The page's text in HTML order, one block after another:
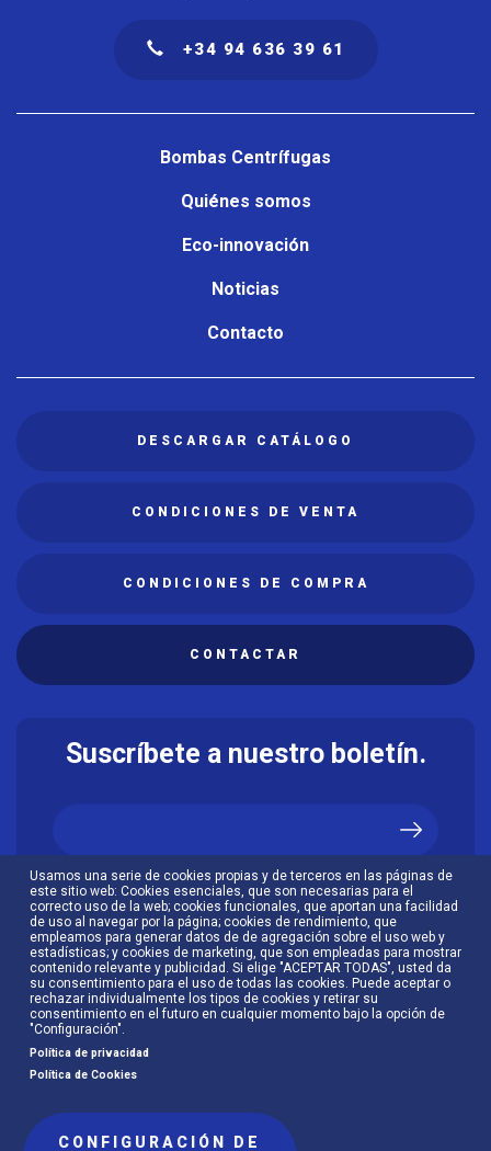
Usamos una serie de cookies propias y de terceros en las páginas de
este sitio web: Cookies esenciales, que son necesarias para el
correcto uso de la web; cookies funcionales, que aportan una facilidad
de uso al navegar por la página; cookies de rendimiento, que
empleamos para generar datos de de agregación sobre el uso web y
estadísticas; y cookies de marketing, que son empleadas para mostrar
contenido relevante y publicidad. Si elige "ACEPTAR TODAS", usted da
su consentimiento para el uso de todas las cookies. Puede aceptar o
rechazar individualmente los tipos de cookies y retirar su
consentimiento en el futuro en cualquier momento bajo la opción de
"Configuración".
Política de privacidad
Política de Cookies
CONFIGURACIÓN DE
+34 94 636 39 61
Bombas Centrífugas
Quiénes somos
Eco-innovación
Noticias
Contacto
DESCARGAR CATÁLOGO
CONDICIONES DE VENTA
CONDICIONES DE COMPRA
CONTACTAR
Suscríbete a nuestro boletín.
Acepto lapolítica de privacidad.